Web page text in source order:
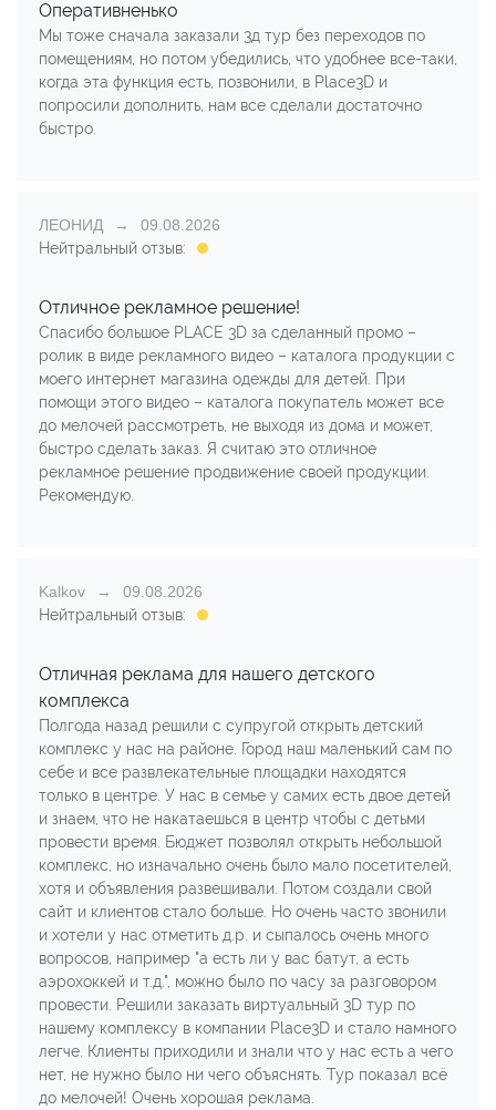
Оперативненько
Мы тоже сначала заказали 3д тур без переходов по
помещениям, но потом убедились, что удобнее все-таки,
когда эта функция есть, позвонили, в Place3D и
попросили дополнить, нам все сделали достаточно
быстро.
ЛЕОНИД
09.08.2026
Нейтральный отзыв:
Отличное рекламное решение!
Спасибо большое PLACE 3D за сделанный промо –
ролик в виде рекламного видео – каталога продукции с
моего интернет магазина одежды для детей. При
помощи этого видео – каталога покупатель может все
до мелочей рассмотреть, не выходя из дома и может,
быстро сделать заказ. Я считаю это отличное
рекламное решение продвижение своей продукции.
Рекомендую.
Kalkov
09.08.2026
Нейтральный отзыв:
Отличная реклама для нашего детского
комплекса
Полгода назад решили с супругой открыть детский
комплекс у нас на районе. Город наш маленький сам по
себе и все развлекательные площадки находятся
только в центре. У нас в семье у самих есть двое детей
и знаем, что не накатаешься в центр чтобы с детьми
провести время. Бюджет позволял открыть небольшой
комплекс, но изначально очень было мало посетителей,
хотя и объявления развешивали. Потом создали свой
сайт и клиентов стало больше. Но очень часто звонили
и хотели у нас отметить д.р. и сыпалось очень много
вопросов, например "а есть ли у вас батут, а есть
аэрохоккей и т.д.", можно было по часу за разговором
провести. Решили заказать виртуальный 3D тур по
нашему комплексу в компании Place3D и стало намного
легче. Клиенты приходили и знали что у нас есть а чего
нет, не нужно было ни чего объяснять. Тур показал всё
до мелочей! Очень хорошая реклама.